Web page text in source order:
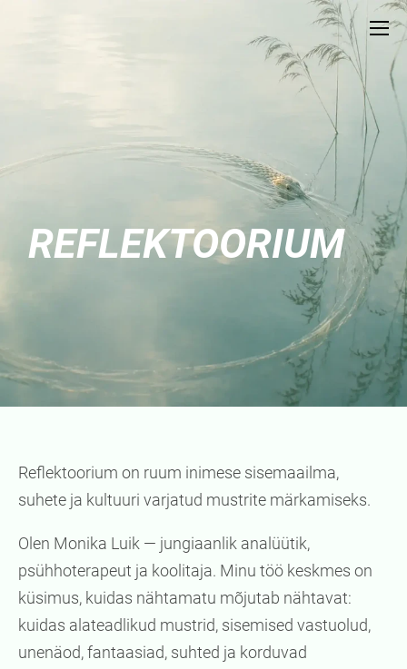
REFLEKTOORIUM
Reflektoorium on ruum inimese sisemaailma,
suhete ja kultuuri varjatud mustrite märkamiseks.
Olen Monika Luik — jungiaanlik analüütik,
psühhoterapeut ja koolitaja. Minu töö keskmes on
küsimus, kuidas nähtamatu mõjutab nähtavat:
kuidas alateadlikud mustrid, sisemised vastuolud,
unenäod, fantaasiad, suhted ja korduvad